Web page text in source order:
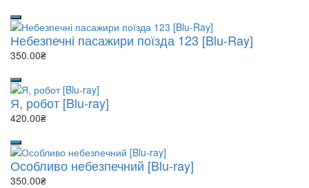
Небезпечні пасажири поїзда 123 [Blu-Ray]
350.00₴
Я, робот [Blu-ray]
420.00₴
Особливо небезпечний [Blu-ray]
350.00₴